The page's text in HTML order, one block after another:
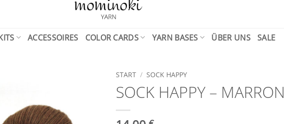
ACCESSOIRES COLOR CARDS YARN BASES ÜBER UNS SALE
START / SOCK HAPPY
SOCK HAPPY – MARRON